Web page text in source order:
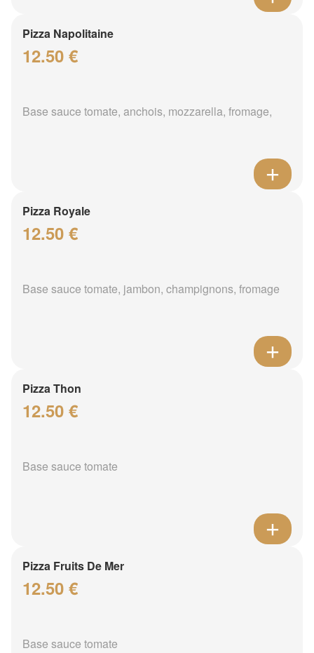
Pizza Napolitaine
12.50 €
Base sauce tomate, anchois, mozzarella, fromage,
Pizza Royale
12.50 €
Base sauce tomate, jambon, champignons, fromage
Pizza Thon
12.50 €
Base sauce tomate
Pizza Fruits De Mer
12.50 €
Base sauce tomate